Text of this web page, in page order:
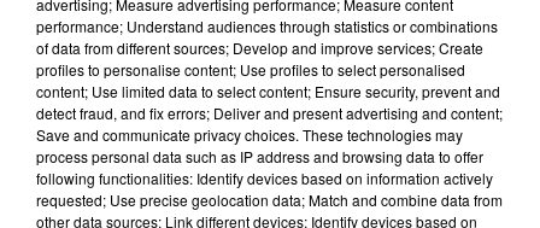
Shallipopi - Laho III (feat. Rauw Alejandro)
advertising; Measure advertising performance; Measure content
performance; Understand audiences through statistics or combinations
of data from different sources; Develop and improve services; Create
profiles to personalise content; Use profiles to select personalised
content; Use limited data to select content; Ensure security, prevent and
detect fraud, and fix errors; Deliver and present advertising and content;
Save and communicate privacy choices. These technologies may
process personal data such as IP address and browsing data to offer
following functionalities: Identify devices based on information actively
requested; Use precise geolocation data; Match and combine data from
other data sources; Link different devices; Identify devices based on